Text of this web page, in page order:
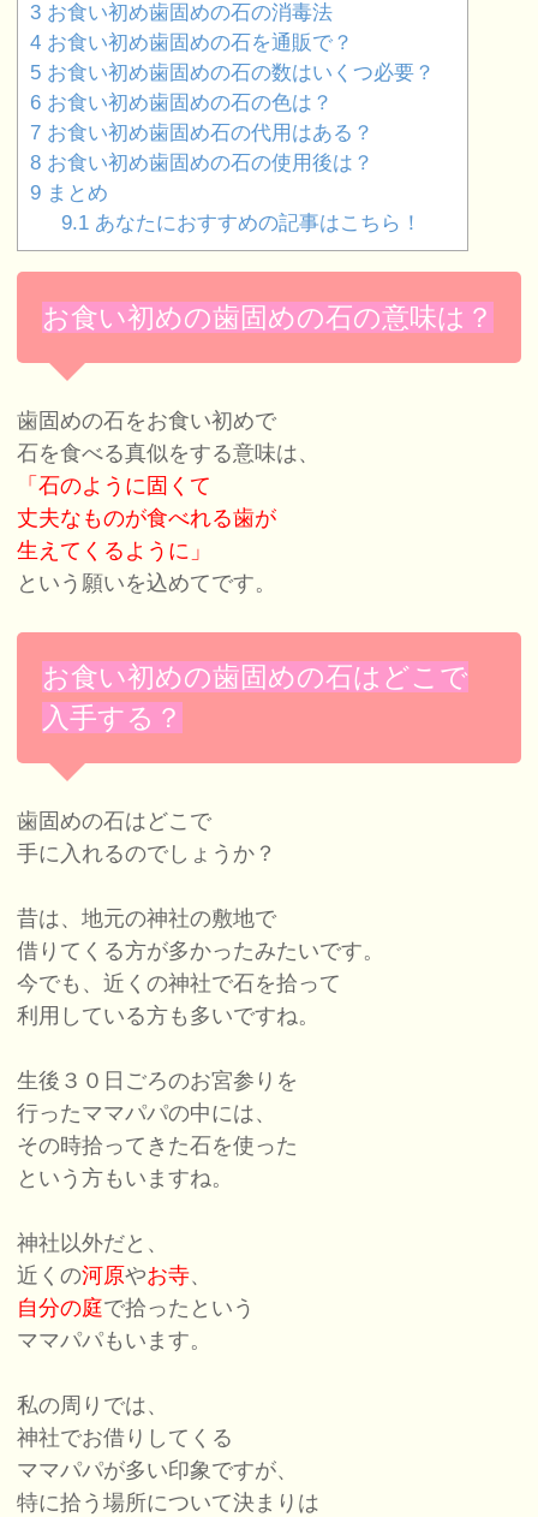
3 お食い初め歯固めの石の消毒法
4 お食い初め歯固めの石を通販で？
5 お食い初め歯固めの石の数はいくつ必要？
6 お食い初め歯固めの石の色は？
7 お食い初め歯固め石の代用はある？
8 お食い初め歯固めの石の使用後は？
9 まとめ
9.1 あなたにおすすめの記事はこちら！
お食い初めの歯固めの石の意味は？
歯固めの石をお食い初めで
石を食べる真似をする意味は、
「石のように固くて
丈夫なものが食べれる歯が
生えてくるように」
という願いを込めてです。
お食い初めの歯固めの石はどこで
入手する？
歯固めの石はどこで
手に入れるのでしょうか？
昔は、地元の神社の敷地で
借りてくる方が多かったみたいです。
今でも、近くの神社で石を拾って
利用している方も多いですね。
生後３０日ごろのお宮参りを
行ったママパパの中には、
その時拾ってきた石を使った
という方もいますね。
神社以外だと、
近くの河原やお寺、
自分の庭で拾ったという
ママパパもいます。
私の周りでは、
神社でお借りしてくる
ママパパが多い印象ですが、
特に拾う場所について決まりは